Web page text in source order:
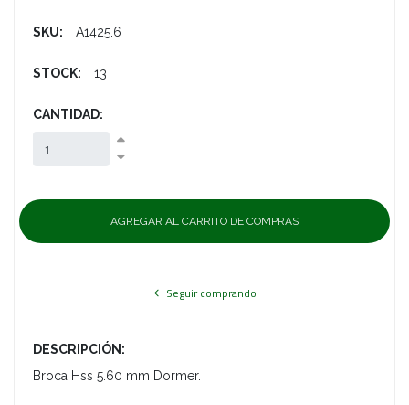
SKU: A1425.6
STOCK: 13
CANTIDAD:
Seguir comprando
DESCRIPCIÓN:
Broca Hss 5.60 mm Dormer.